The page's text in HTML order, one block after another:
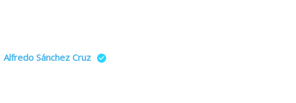
Alfredo Sánchez Cruz